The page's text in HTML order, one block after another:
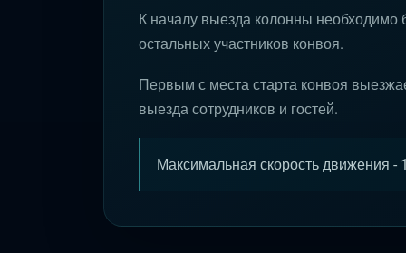
К началу выезда колонны необходимо
остальных участников конвоя.
Первым с места старта конвоя
выезда сотрудников и гостей.
Максимальная скорость движения -